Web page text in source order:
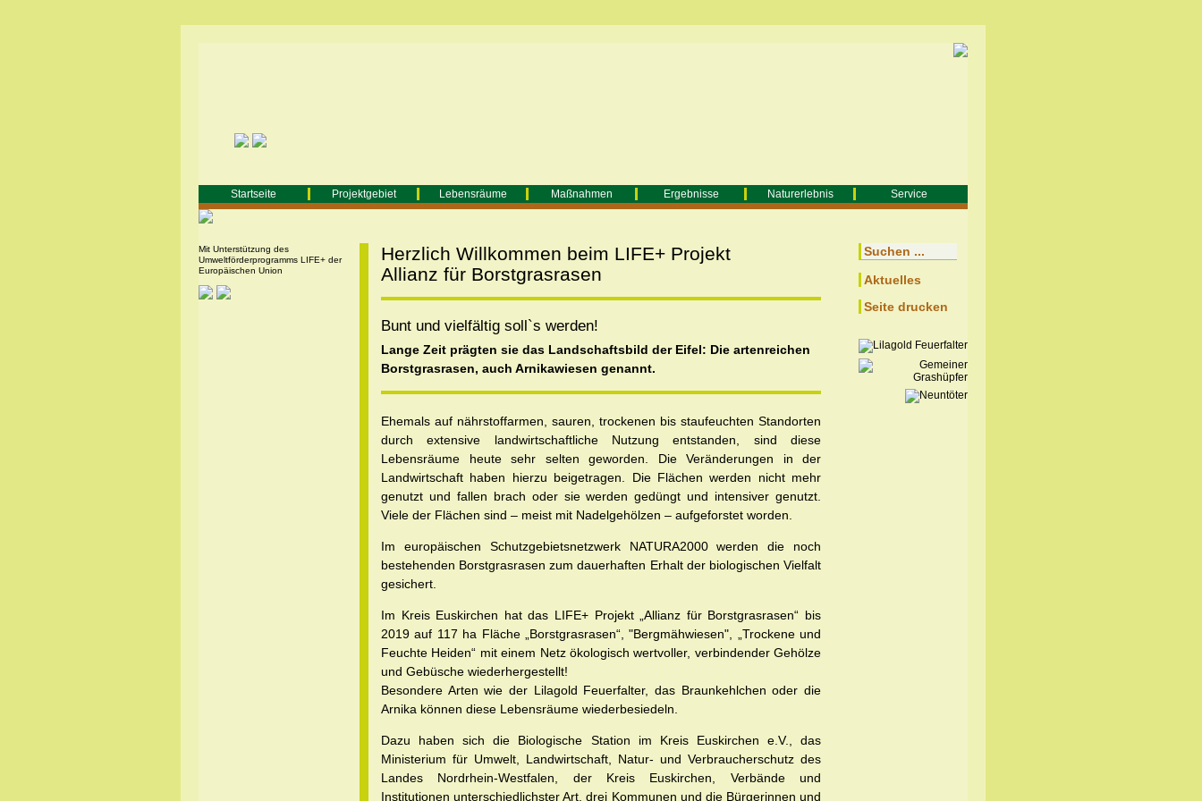
Startseite Projektgebiet Lebensräume Maßnahmen Ergebnisse Naturerlebnis Service
Mit Unterstützung des
Umweltförderprogramms LIFE+ der
Europäischen Union
Aktuelles
Seite drucken
Herzlich Willkommen beim LIFE+ Projekt
Allianz für Borstgrasrasen
Bunt und vielfältig soll`s werden!
Lange Zeit prägten sie das Landschaftsbild der Eifel: Die artenreichen
Borstgrasrasen, auch Arnikawiesen genannt.
Ehemals auf nährstoffarmen, sauren, trockenen bis staufeuchten Standorten
durch extensive landwirtschaftliche Nutzung entstanden, sind diese
Lebensräume heute sehr selten geworden. Die Veränderungen in der
Landwirtschaft haben hierzu beigetragen. Die Flächen werden nicht mehr
genutzt und fallen brach oder sie werden gedüngt und intensiver genutzt.
Viele der Flächen sind – meist mit Nadelgehölzen – aufgeforstet worden.
Im europäischen Schutzgebietsnetzwerk NATURA2000 werden die noch
bestehenden Borstgrasrasen zum dauerhaften Erhalt der biologischen Vielfalt
gesichert.
Im Kreis Euskirchen hat das LIFE+ Projekt „Allianz für Borstgrasrasen“ bis
2019 auf 117 ha Fläche „Borstgrasrasen“, "Bergmähwiesen", „Trockene und
Feuchte Heiden“ mit einem Netz ökologisch wertvoller, verbindender Gehölze
und Gebüsche wiederhergestellt!
Besondere Arten wie der Lilagold Feuerfalter, das Braunkehlchen oder die
Arnika können diese Lebensräume wiederbesiedeln.
Dazu haben sich die Biologische Station im Kreis Euskirchen e.V., das
Ministerium für Umwelt, Landwirtschaft, Natur- und Verbraucherschutz des
Landes Nordrhein-Westfalen, der Kreis Euskirchen, Verbände und
Institutionen unterschiedlichster Art, drei Kommunen und die Bürgerinnen und